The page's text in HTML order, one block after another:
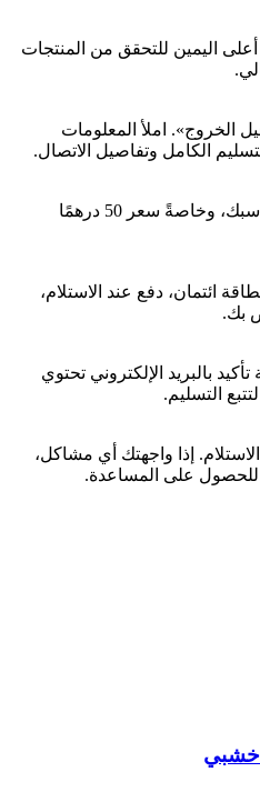
اليمين للتحقق من المنتجات
الخروج». املأ المعلومات
الكامل وتفاصيل الاتصال.
حدِّد خيار التوصيل الذي يناسبك، وخاصةً سعر 50 درهمًا
ائتمان، دفع عند الاستلام،
بك.
بالبريد الإلكتروني تحتوي
التسليم.
إذا واجهتك أي مشاكل،
للحصول على المساعدة.